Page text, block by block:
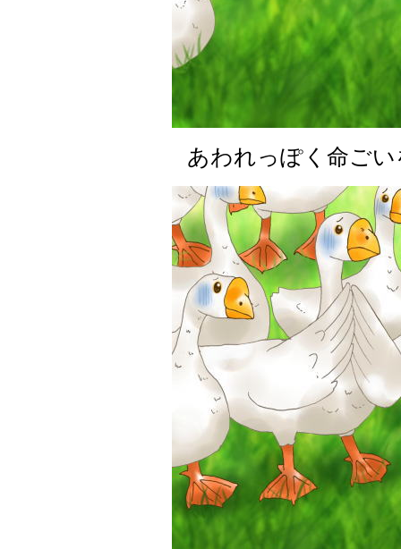
あわれっぽく命ごい